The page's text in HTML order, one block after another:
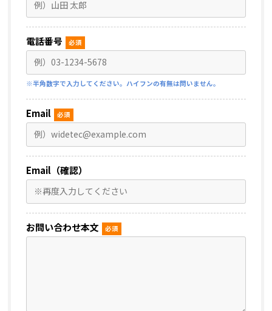
電話番号 必須
※半角数字で入力してください。ハイフンの有無は問いません。
Email 必須
Email（確認）
お問い合わせ本文 必須